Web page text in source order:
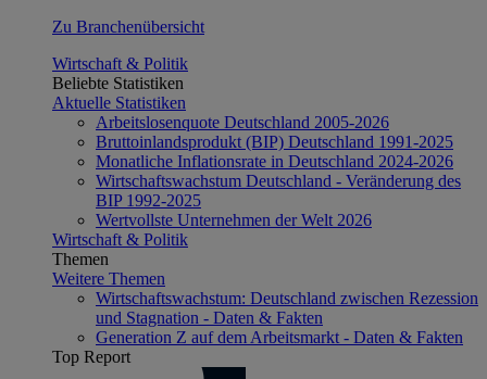
Zu Branchenübersicht
Wirtschaft & Politik
Beliebte Statistiken
Aktuelle Statistiken
Arbeitslosenquote Deutschland 2005-2026
Bruttoinlandsprodukt (BIP) Deutschland 1991-2025
Monatliche Inflationsrate in Deutschland 2024-2026
Wirtschaftswachstum Deutschland - Veränderung des
BIP 1992-2025
Wertvollste Unternehmen der Welt 2026
Wirtschaft & Politik
Themen
Weitere Themen
Wirtschaftswachstum: Deutschland zwischen Rezession
und Stagnation - Daten & Fakten
Generation Z auf dem Arbeitsmarkt - Daten & Fakten
Top Report